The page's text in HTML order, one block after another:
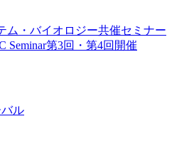
ム・バイオロジー共催セミナー
Seminar第3回・第4回開催
ル